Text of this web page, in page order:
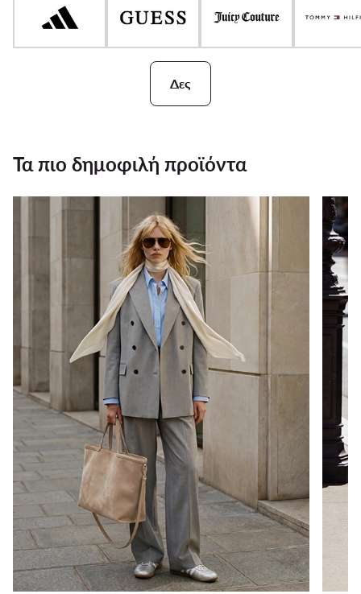
Δες
Τα πιο δημοφιλή προϊόντα